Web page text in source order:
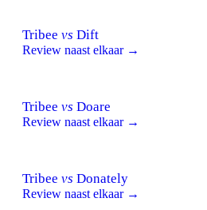
Tribee vs Dift
Review naast elkaar →
Tribee vs Doare
Review naast elkaar →
Tribee vs Donately
Review naast elkaar →